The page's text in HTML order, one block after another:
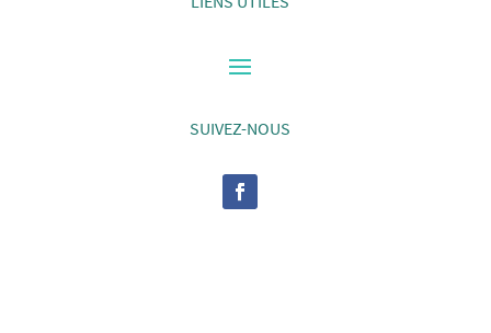
SUIVEZ-NOUS